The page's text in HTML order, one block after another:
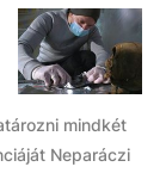
mindkét
Neparáczi